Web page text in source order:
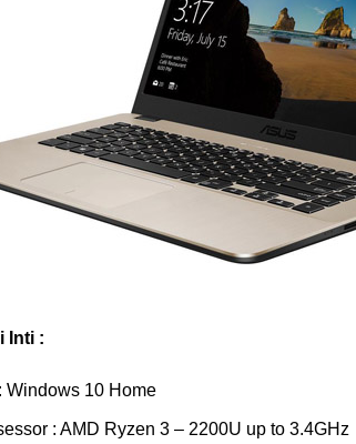
Inti :
Windows 10 Home
: AMD Ryzen 3 – 2200U up to 3.4GHz